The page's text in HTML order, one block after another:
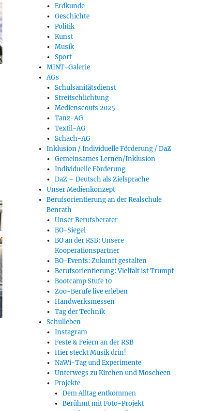
Erdkunde
Geschichte
Politik
Kunst
Musik
Sport
MINT-Galerie
AGs
Schulsanitätsdienst
Streitschlichtung
Medienscouts 2025
Tanz-AG
Textil-AG
Schach-AG
Inklusion / Individuelle Förderung / DaZ
Gemeinsames Lernen/Inklusion
Individuelle Förderung
DaZ – Deutsch als Zielsprache
Unser Medienkonzept
Berufsorientierung an der Realschule
Benrath
Unser Berufsberater
BO-Siegel
BO an der RSB: Unsere
Kooperationspartner
BO-Events: Zukunft gestalten
Berufsorientierung: Vielfalt ist Trumpf
Bootcamp Stufe 10
Zoo-Berufe live erleben
Handwerksmessen
Tag der Technik
Schulleben
Instagram
Feste & Feiern an der RSB
Hier steckt Musik drin!
NaWi-Tag und Experimente
Unterwegs zu Kirchen und Moscheen
Projekte
Dem Alltag entkommen
Berühmt mit Foto-Projekt